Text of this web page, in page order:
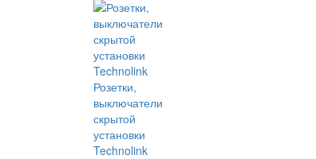
Розетки,
выключатели
скрытой
установки
Technolink